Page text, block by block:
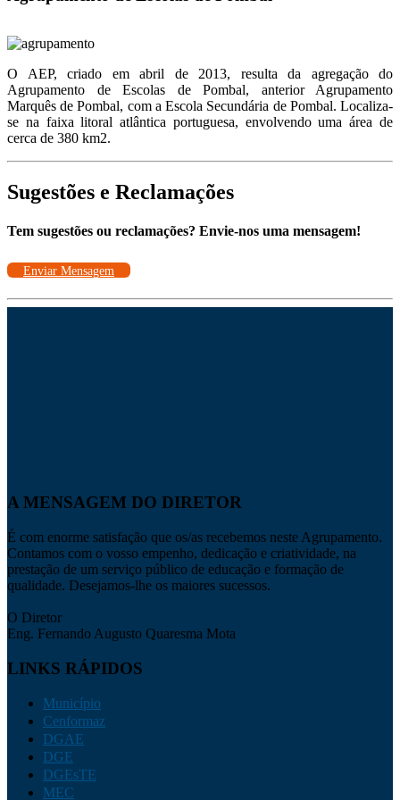
O AEP, criado em abril de 2013, resulta da agregação do
Agrupamento de Escolas de Pombal, anterior Agrupamento
Marquês de Pombal, com a Escola Secundária de Pombal. Localiza-
se na faixa litoral atlântica portuguesa, envolvendo uma área de
cerca de 380 km2.
Sugestões e Reclamações
Tem sugestões ou reclamações? Envie-nos uma mensagem!
Enviar Mensagem
A MENSAGEM DO DIRETOR
É com enorme satisfação que os/as recebemos neste Agrupamento.
Contamos com o vosso empenho, dedicação e criatividade, na
prestação de um serviço público de educação e formação de
qualidade. Desejamos-lhe os maiores sucessos.
O Diretor
Eng. Fernando Augusto Quaresma Mota
LINKS RÁPIDOS
Município
Cenformaz
DGAE
DGE
DGEsTE
MEC